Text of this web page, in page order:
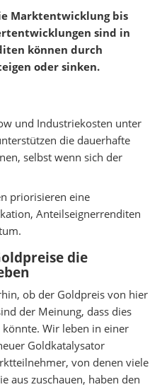
Marktentwicklung bis
sind in
können durch
oder sinken.
und Industriekosten unter
die dauerhafte
selbst wenn sich der
priorisieren eine
Anteilseignerrenditen
die
ob der Goldpreis von hier
der Meinung, dass dies
Wir leben in einer
Goldkatalysator
von denen viele
aus zuschauen, haben den